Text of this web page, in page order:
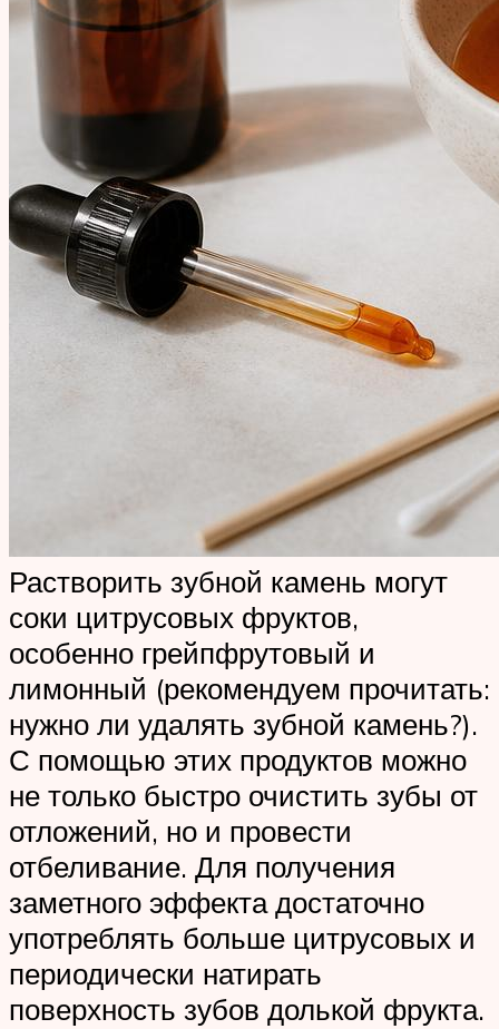
Растворить зубной камень могут
соки цитрусовых фруктов,
особенно грейпфрутовый и
лимонный (рекомендуем прочитать:
нужно ли удалять зубной камень?).
С помощью этих продуктов можно
не только быстро очистить зубы от
отложений, но и провести
отбеливание. Для получения
заметного эффекта достаточно
употреблять больше цитрусовых и
периодически натирать
поверхность зубов долькой фрукта.